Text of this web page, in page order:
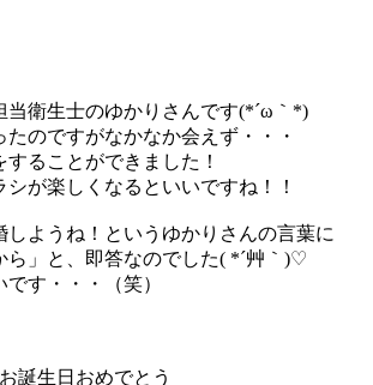
当衛生士のゆかりさんです(*´ω｀*)
のですがなかなか会えず・・・
ることができました！
が楽しくなるといいですね！！
しようね！というゆかりさんの言葉に
ら」と、即答なのでした( *´艸｀)♡
す・・・（笑）
誕生日おめでとう